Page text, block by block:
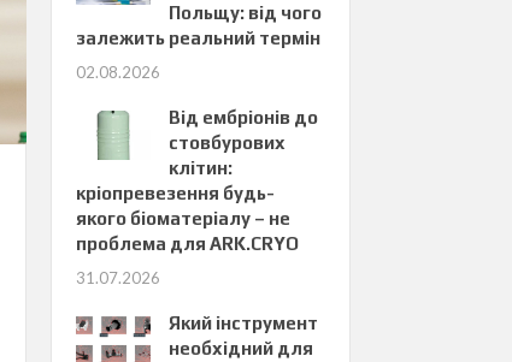
Польщу: від чого
залежить реальний термін
02.08.2026
Від ембріонів до
стовбурових
клітин:
кріопревезення будь-
якого біоматеріалу – не
проблема для ARK.CRYO
31.07.2026
Який інструмент
необхідний для